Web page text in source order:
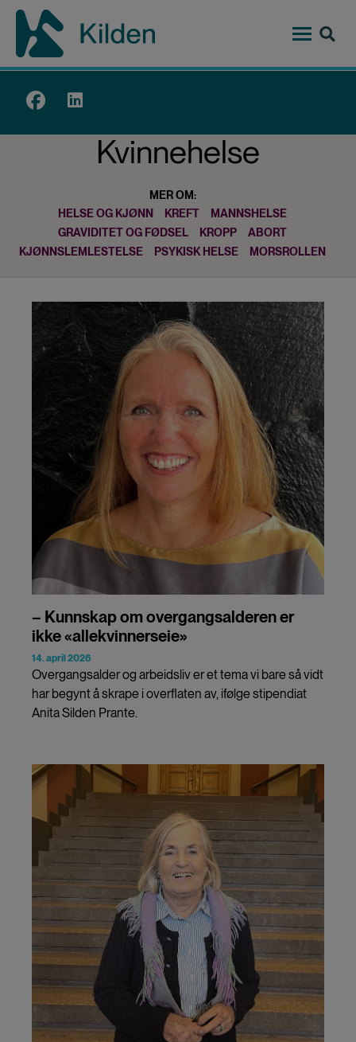
Hopp
hovedinnhold
Top
Kvinnehelse
MER OM:
HELSE OG KJØNN
KREFT
MANNSHELSE
GRAVIDITET OG FØDSEL
KROPP
ABORT
KJØNNSLEMLESTELSE
PSYKISK HELSE MORSROLLEN
– Kunnskap om overgangsalderen er
ikke «allekvinnerseie»
14. april 2026
Overgangsalder og arbeidsliv er et tema vi bare så vidt
har begynt å skrape i overflaten av, ifølge stipendiat
Anita Silden Prante.